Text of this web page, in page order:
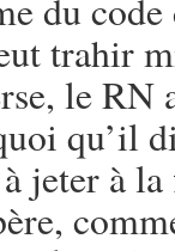
du
trahir
le RN
qu’il
jeter à